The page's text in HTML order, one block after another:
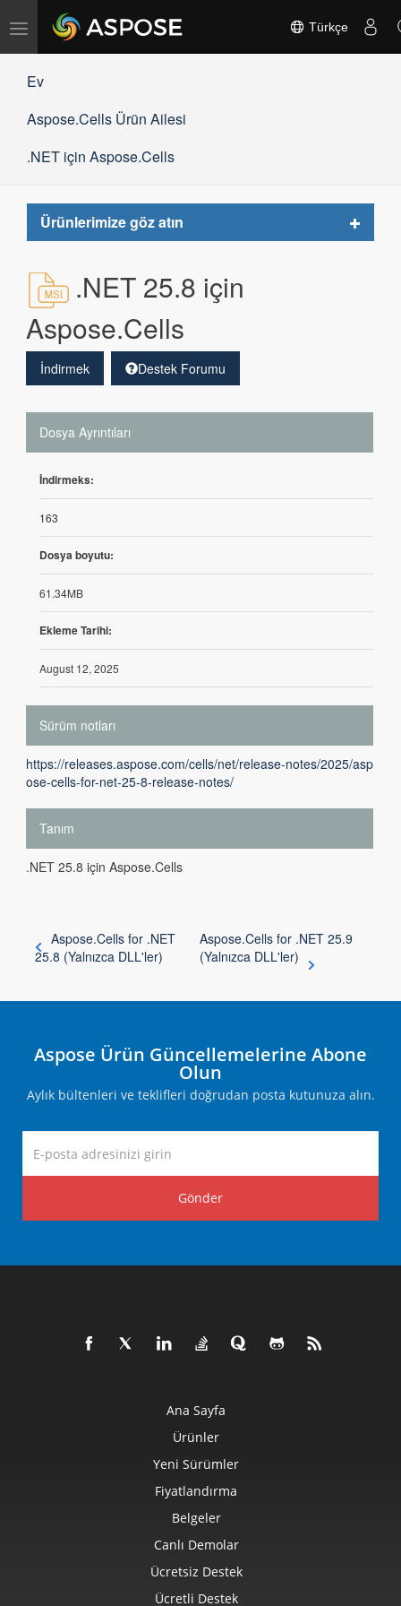
Gezinmeyi
Türkçe
Ev
Aspose.Cells Ürün Ailesi
.NET için Aspose.Cells
Ürünlerimize göz atın
Toggle
.NET 25.8 için
Aspose.Cells
İndirmek Destek Forumu
Dosya Ayrıntıları
İndirmeks:
163
Dosya boyutu:
61.34MB
Ekleme Tarihi:
August 12, 2025
Sürüm notları
https://releases.aspose.com/cells/net/release-notes/2025/asp
ose-cells-for-net-25-8-release-notes/
Tanım
.NET 25.8 için Aspose.Cells
Aspose.Cells for .NET
25.8 (Yalnızca DLL'ler)
Aspose.Cells for .NET 25.9
(Yalnızca DLL'ler)
Aspose Ürün Güncellemelerine Abone
Olun
Aylık bültenleri ve teklifleri doğrudan posta kutunuza alın.
Gönder
Ana Sayfa
Ürünler
Yeni Sürümler
Fiyatlandırma
Belgeler
Canlı Demolar
Ücretsiz Destek
Ücretli Destek